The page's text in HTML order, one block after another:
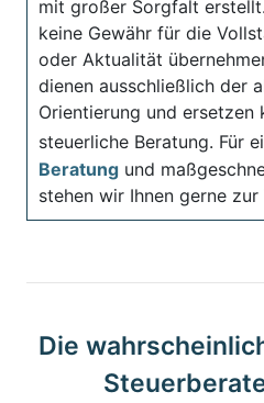
mit großer Sorgfalt
keine Gewähr für die
oder Aktualität
dienen ausschließlich der
Orientierung und ersetzen
steuerliche Beratung. Für
Beratung und
stehen wir Ihnen gerne
Die